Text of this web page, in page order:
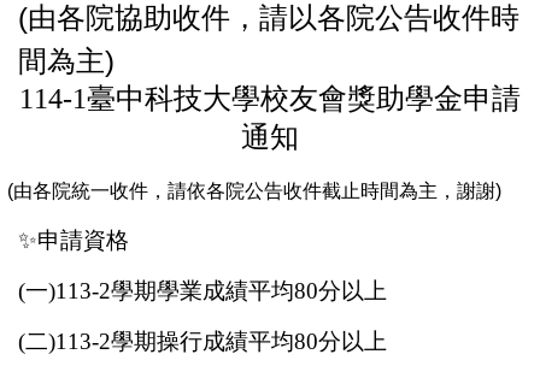
(由各院協助收件，請以各院公告收件時
間為主)
114-1臺中科技大學校友會獎助學金申請
通知
(由各院統一收件，請依各院公告收件截止時間為主，謝謝)
✨申請資格
(一)113-2學期學業成績平均80分以上
(二)113-2學期操行成績平均80分以上